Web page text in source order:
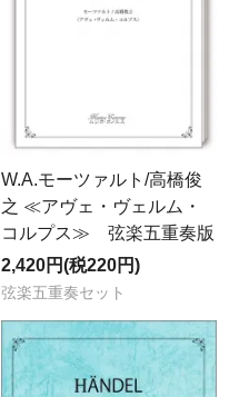
W.A.モーツァルト/高橋俊
之 ≪アヴェ・ヴェルム・
コルプス≫ 弦楽五重奏版
2,420円(税220円)
弦楽五重奏セット